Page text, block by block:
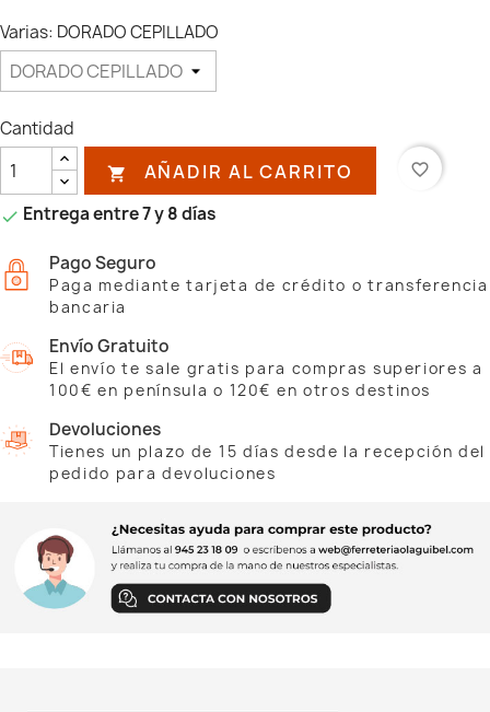
Varias: DORADO CEPILLADO
Cantidad
 AÑADIR AL CARRITO favorite_border
 Entrega entre 7 y 8 días
Pago Seguro
Paga mediante tarjeta de crédito o transferencia
bancaria
Envío Gratuito
El envío te sale gratis para compras superiores a
100€ en península o 120€ en otros destinos
Devoluciones
Tienes un plazo de 15 días desde la recepción del
pedido para devoluciones